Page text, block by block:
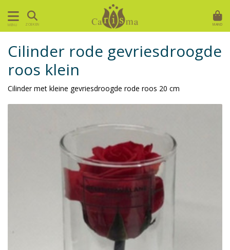
MENU ZOEKEN MAND
Cilinder rode gevriesdroogde
roos klein
Cilinder met kleine gevriesdroogde rode roos 20 cm